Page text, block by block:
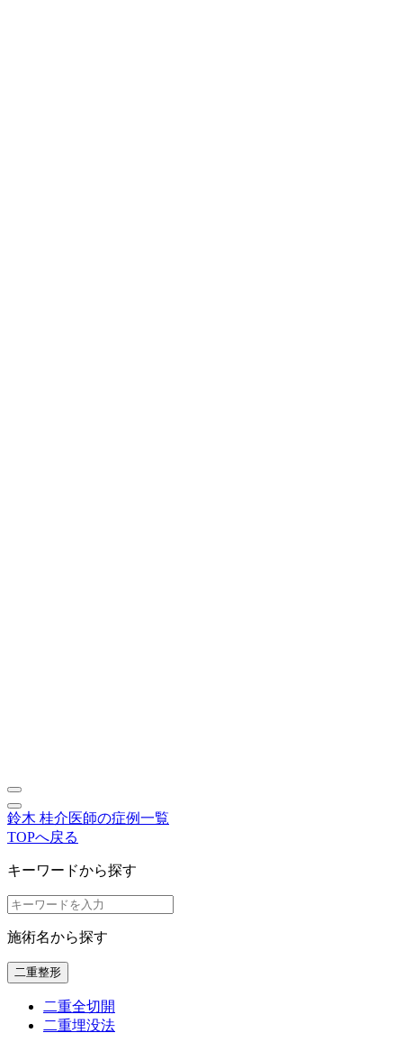
鈴木 桂介医師の症例一覧
TOPへ戻る
キーワードから探す
施術名から探す
二重整形
二重全切開
二重埋没法